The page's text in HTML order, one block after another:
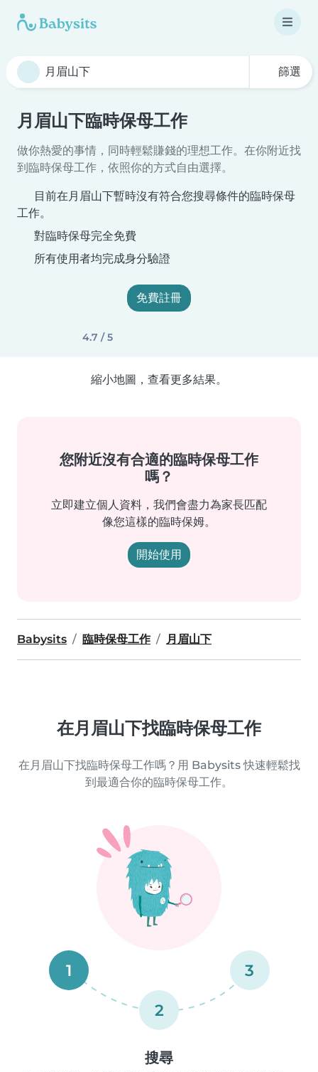
篩選
月眉山下臨時保母工作
做你熱愛的事情，同時輕鬆賺錢的理想工作。在你附近找
到臨時保母工作，依照你的方式自由選擇。
目前在月眉山下暫時沒有符合您搜尋條件的臨時保母
工作。
對臨時保母完全免費
所有使用者均完成身分驗證
免費註冊
4.7 / 5
縮小地圖，查看更多結果。
您附近沒有合適的臨時保母工作
嗎？
立即建立個人資料，我們會盡力為家長匹配
像您這樣的臨時保姆。
開始使用
Babysits 臨時保母工作 月眉山下
在月眉山下找臨時保母工作
在月眉山下找臨時保母工作嗎？用 Babysits 快速輕鬆找
到最適合你的臨時保母工作。
1
2
3
搜尋